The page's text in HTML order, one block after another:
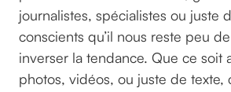
journalistes, spécialistes ou juste
conscients qu’il nous reste peu
inverser la tendance. Que ce soit
photos, vidéos, ou juste de texte,